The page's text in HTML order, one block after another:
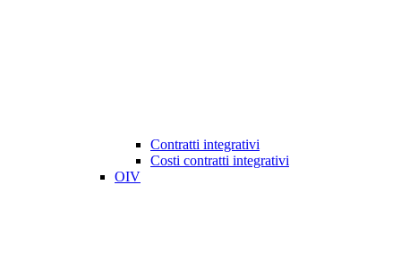
Contratti integrativi
Costi contratti integrativi
OIV